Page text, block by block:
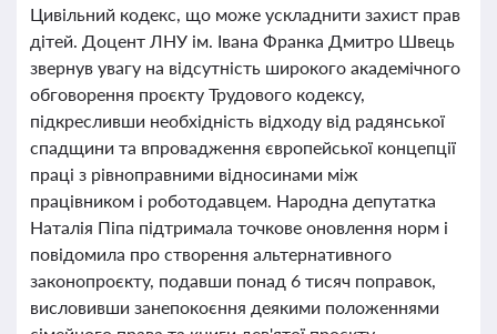
Цивільний кодекс, що може ускладнити захист прав
дітей. Доцент ЛНУ ім. Івана Франка Дмитро Швець
звернув увагу на відсутність широкого академічного
обговорення проєкту Трудового кодексу,
підкресливши необхідність відходу від радянської
спадщини та впровадження європейської концепції
праці з рівноправними відносинами між
працівником і роботодавцем. Народна депутатка
Наталія Піпа підтримала точкове оновлення норм і
повідомила про створення альтернативного
законопроєкту, подавши понад 6 тисяч поправок,
висловивши занепокоєння деякими положеннями